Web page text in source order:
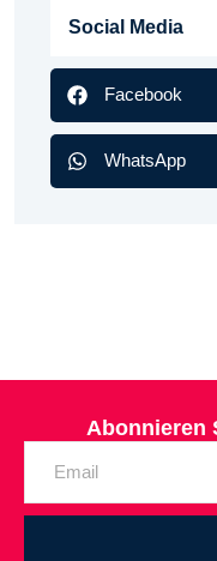
Social Media
Facebook
WhatsApp
Abonnieren